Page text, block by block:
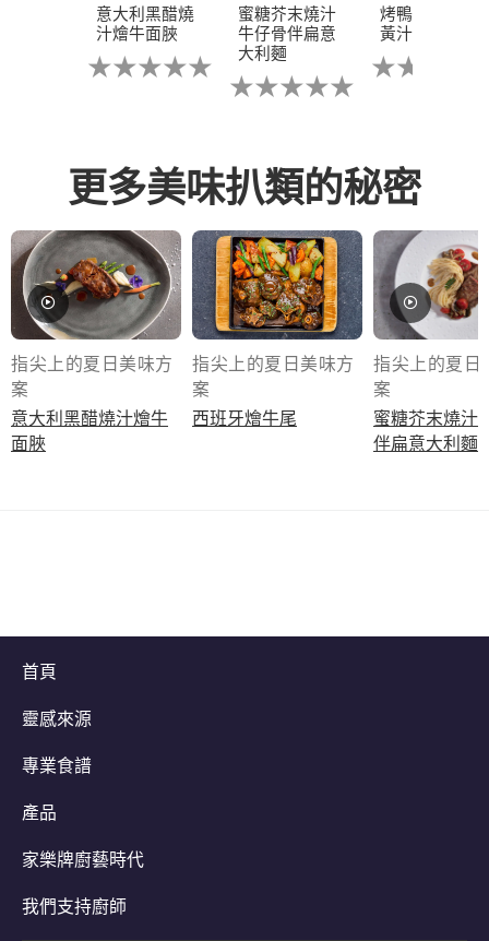
夏日美味食譜一次掌握
意大利黑醋燒
汁燴牛面脥
没
有
提
交
评
级
蜜糖芥末燒汁
牛仔骨伴扁意
大利麵
没
有
recipe
提
交
评
级
烤鴨胸伴西梅
黃汁
没
有
提
交
评
级
更多美味扒類的秘密
指尖上的夏日美味方
案
意大利黑醋燒汁燴牛
面脥
指尖上的夏日美味方
案
西班牙燴牛尾
指尖上的夏日
案
蜜糖芥末燒汁
伴扁意大利麵
首頁
靈感來源
專業食譜
產品
家樂牌廚藝時代
我們支持廚師